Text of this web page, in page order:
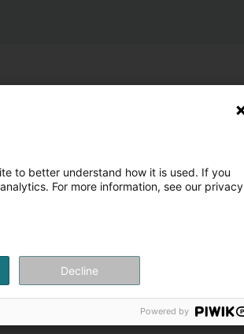
to better understand how it is used. If you
For more information, see our privacy
Decline
Powered by